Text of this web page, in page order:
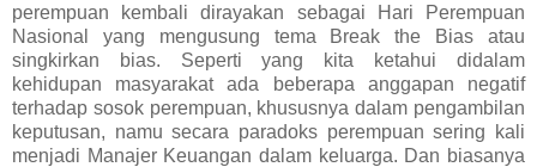
perempuan kembali dirayakan sebagai Hari Perempuan
Nasional yang mengusung tema Break the Bias atau
singkirkan bias. Seperti yang kita ketahui didalam
kehidupan masyarakat ada beberapa anggapan negatif
terhadap sosok perempuan, khususnya dalam pengambilan
keputusan, namu secara paradoks perempuan sering kali
menjadi Manajer Keuangan dalam keluarga. Dan biasanya